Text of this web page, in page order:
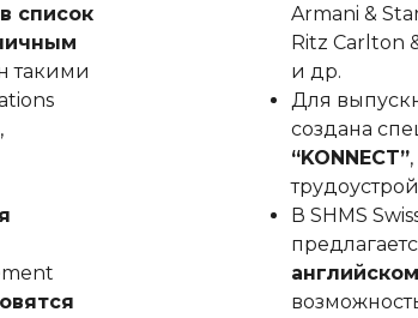
список
такими
Armani &
Ritz Carlton
и др.
Для
создана
“KONNECT”
В SHMS